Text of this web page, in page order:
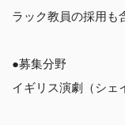
ラック教員の採用も
●募集分野
イギリス演劇（シェ